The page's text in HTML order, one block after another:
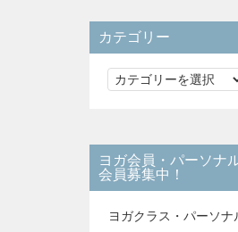
カテゴリー
カ
リ
ー
ヨガ会員・パーソナ
会員募集中！
ヨガクラス・パーソ